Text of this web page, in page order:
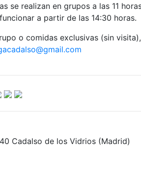
se realizan en grupos a las 11
a partir de las 14:30 horas.
o comidas exclusivas (sin
Cadalso de los Vidrios (Madrid)